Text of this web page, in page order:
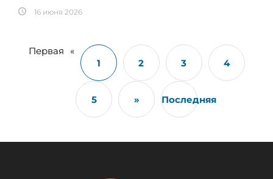
16 июня 2026
Первая
«
1
2 3 4
5 » Последняя